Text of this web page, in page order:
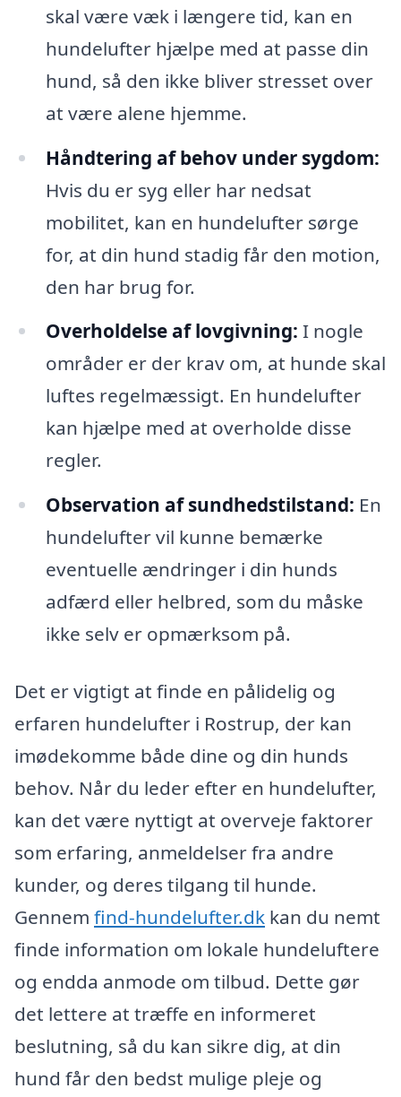
skal være væk i længere tid, kan en
hundelufter hjælpe med at passe din
hund, så den ikke bliver stresset over
at være alene hjemme.
Håndtering af behov under sygdom:
Hvis du er syg eller har nedsat
mobilitet, kan en hundelufter sørge
for, at din hund stadig får den motion,
den har brug for.
Overholdelse af lovgivning: I nogle
områder er der krav om, at hunde skal
luftes regelmæssigt. En hundelufter
kan hjælpe med at overholde disse
regler.
Observation af sundhedstilstand: En
hundelufter vil kunne bemærke
eventuelle ændringer i din hunds
adfærd eller helbred, som du måske
ikke selv er opmærksom på.
Det er vigtigt at finde en pålidelig og
erfaren hundelufter i Rostrup, der kan
imødekomme både dine og din hunds
behov. Når du leder efter en hundelufter,
kan det være nyttigt at overveje faktorer
som erfaring, anmeldelser fra andre
kunder, og deres tilgang til hunde.
Gennem find-hundelufter.dk kan du nemt
finde information om lokale hundeluftere
og endda anmode om tilbud. Dette gør
det lettere at træffe en informeret
beslutning, så du kan sikre dig, at din
hund får den bedst mulige pleje og